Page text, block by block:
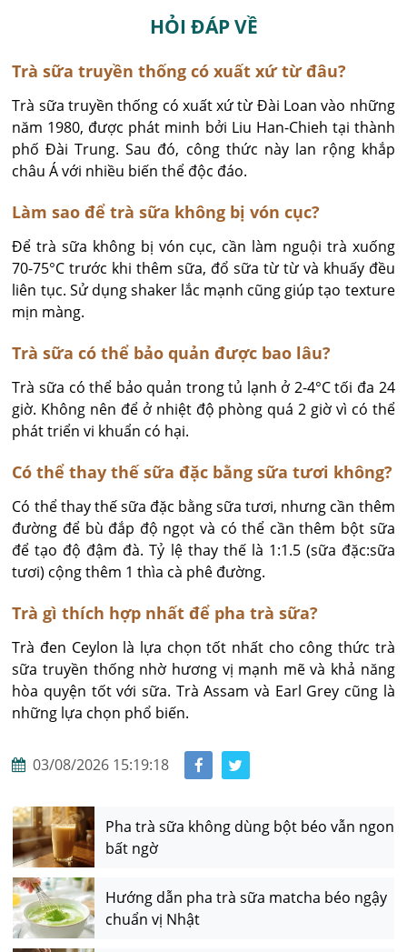
HỎI ĐÁP VỀ
Trà sữa truyền thống có xuất xứ từ đâu?
Trà sữa truyền thống có xuất xứ từ Đài Loan vào những
năm 1980, được phát minh bởi Liu Han-Chieh tại thành
phố Đài Trung. Sau đó, công thức này lan rộng khắp
châu Á với nhiều biến thể độc đáo.
Làm sao để trà sữa không bị vón cục?
Để trà sữa không bị vón cục, cần làm nguội trà xuống
70-75°C trước khi thêm sữa, đổ sữa từ từ và khuấy đều
liên tục. Sử dụng shaker lắc mạnh cũng giúp tạo texture
mịn màng.
Trà sữa có thể bảo quản được bao lâu?
Trà sữa có thể bảo quản trong tủ lạnh ở 2-4°C tối đa 24
giờ. Không nên để ở nhiệt độ phòng quá 2 giờ vì có thể
phát triển vi khuẩn có hại.
Có thể thay thế sữa đặc bằng sữa tươi không?
Có thể thay thế sữa đặc bằng sữa tươi, nhưng cần thêm
đường để bù đắp độ ngọt và có thể cần thêm bột sữa
để tạo độ đậm đà. Tỷ lệ thay thế là 1:1.5 (sữa đặc:sữa
tươi) cộng thêm 1 thìa cà phê đường.
Trà gì thích hợp nhất để pha trà sữa?
Trà đen Ceylon là lựa chọn tốt nhất cho công thức trà
sữa truyền thống nhờ hương vị mạnh mẽ và khả năng
hòa quyện tốt với sữa. Trà Assam và Earl Grey cũng là
những lựa chọn phổ biến.
03/08/2026 15:19:18
Pha trà sữa không dùng bột béo vẫn ngon
bất ngờ
Hướng dẫn pha trà sữa matcha béo ngậy
chuẩn vị Nhật